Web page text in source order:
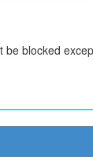
be blocked